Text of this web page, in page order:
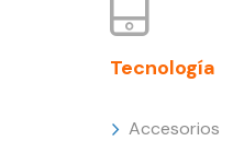
Tecnología
Accesorios